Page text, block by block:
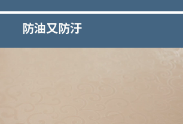
防油又防汙